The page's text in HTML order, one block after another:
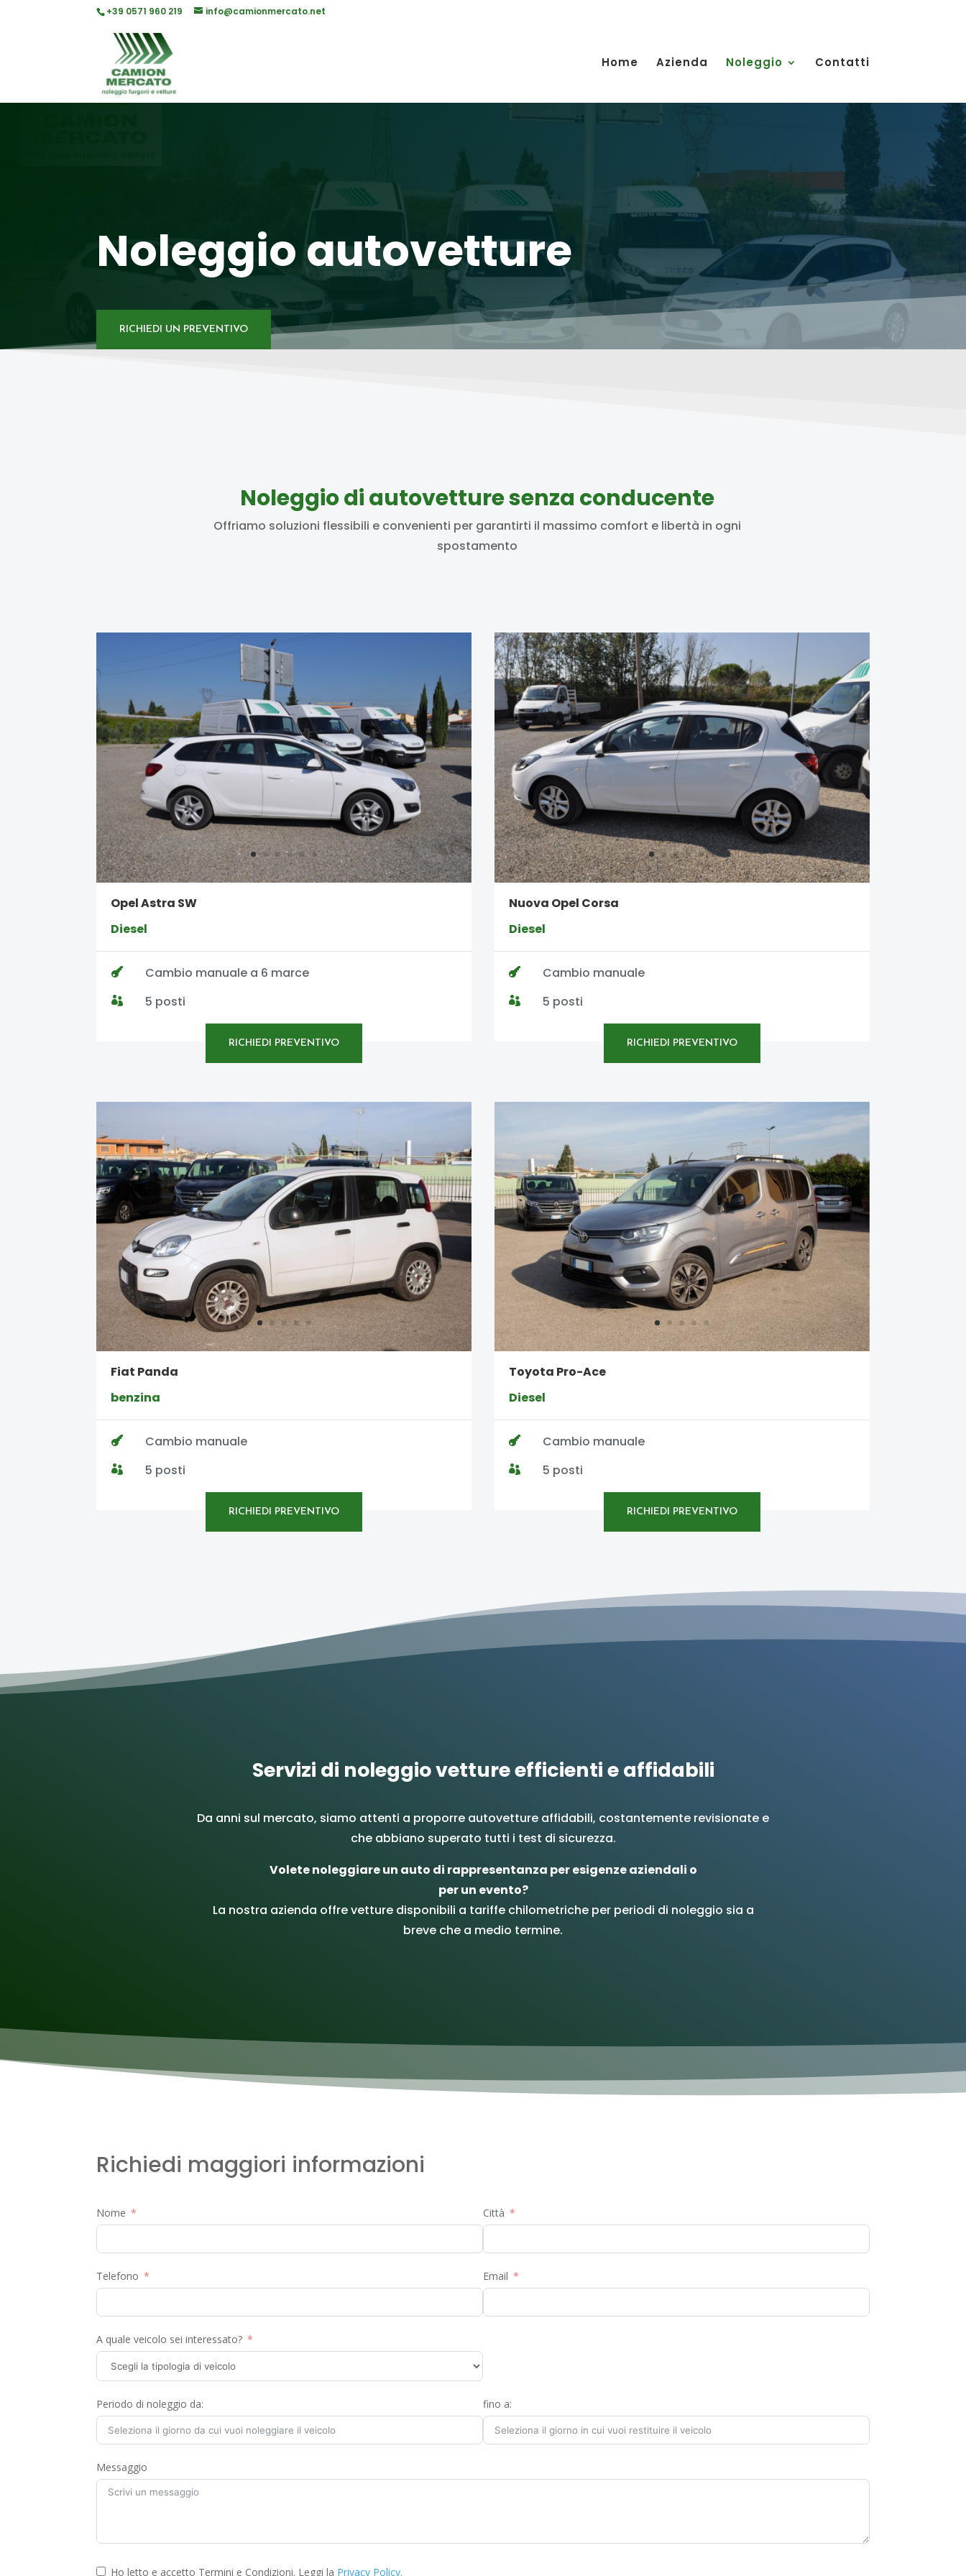
+39 0571 960 219 info@camionmercato.net
Home Azienda Noleggio Contatti
Noleggio autovetture
RICHIEDI UN PREVENTIVO
Noleggio di autovetture senza conducente
Offriamo soluzioni flessibili e convenienti per garantirti il massimo comfort e libertà in ogni
spostamento
Opel Astra SW
Diesel
 Cambio manuale a 6 marce
 5 posti
RICHIEDI PREVENTIVO
Nuova Opel Corsa
Diesel
 Cambio manuale
 5 posti
RICHIEDI PREVENTIVO
Fiat Panda
benzina
 Cambio manuale
 5 posti
RICHIEDI PREVENTIVO
Toyota Pro-Ace
Diesel
 Cambio manuale
 5 posti
RICHIEDI PREVENTIVO
Servizi di noleggio vetture efficienti e affidabili
Da anni sul mercato, siamo attenti a proporre autovetture affidabili, costantemente revisionate e
che abbiano superato tutti i test di sicurezza.
Volete noleggiare un auto di rappresentanza per esigenze aziendali o
per un evento?
La nostra azienda offre vetture disponibili a tariffe chilometriche per periodi di noleggio sia a
breve che a medio termine.
Richiedi maggiori informazioni
Nome Città
Telefono Email
A quale veicolo sei interessato?
Periodo di noleggio da: fino a:
Messaggio
Ho letto e accetto Termini e Condizioni. Leggi la Privacy Policy.